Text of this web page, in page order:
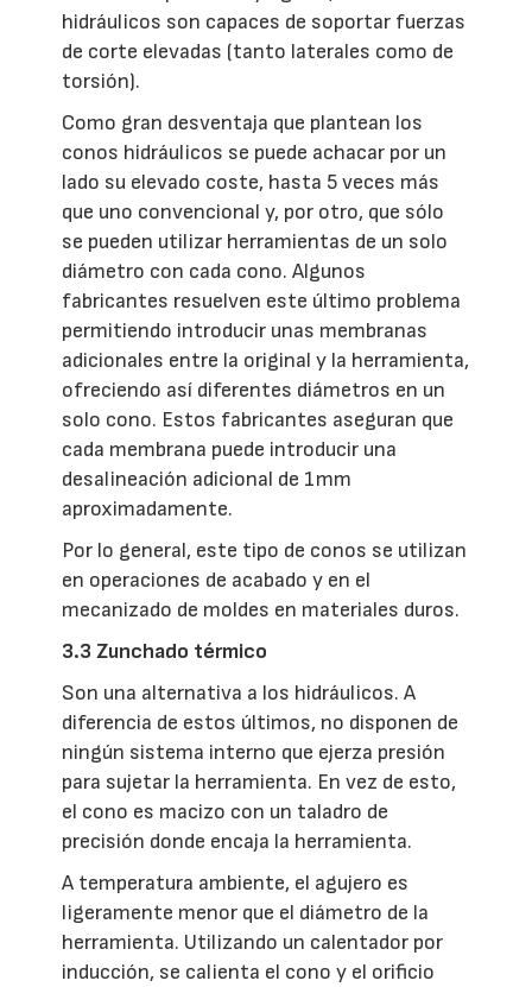
hidráulicos son capaces de soportar fuerzas
de corte elevadas (tanto laterales como de
torsión).
Como gran desventaja que plantean los
conos hidráulicos se puede achacar por un
lado su elevado coste, hasta 5 veces más
que uno convencional y, por otro, que sólo
se pueden utilizar herramientas de un solo
diámetro con cada cono. Algunos
fabricantes resuelven este último problema
permitiendo introducir unas membranas
adicionales entre la original y la herramienta,
ofreciendo así diferentes diámetros en un
solo cono. Estos fabricantes aseguran que
cada membrana puede introducir una
desalineación adicional de 1mm
aproximadamente.
Por lo general, este tipo de conos se utilizan
en operaciones de acabado y en el
mecanizado de moldes en materiales duros.
3.3Zunchado térmico
Son una alternativa a los hidráulicos. A
diferencia de estos últimos, no disponen de
ningún sistema interno que ejerza presión
para sujetar la herramienta. En vez de esto,
el cono es macizo con un taladro de
precisión donde encaja la herramienta.
A temperatura ambiente, el agujero es
ligeramente menor que el diámetro de la
herramienta. Utilizando un calentador por
inducción, se calienta el cono y el orificio